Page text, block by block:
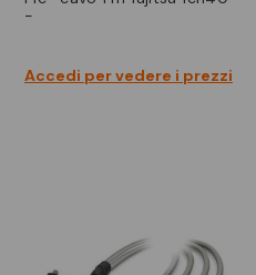
-
Accedi per vedere i prezzi